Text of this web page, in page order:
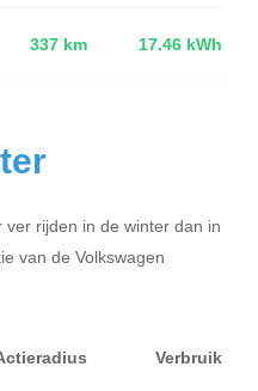
337 km 17.46 kWh
rijden in de winter dan in
van de Volkswagen
Verbruik